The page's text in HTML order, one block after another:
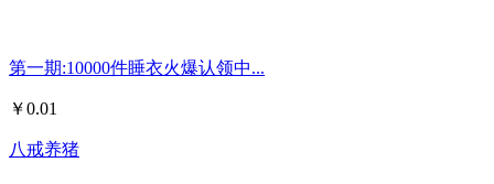
第一期:10000件睡衣火爆认领中...
￥0.01
八戒养猪